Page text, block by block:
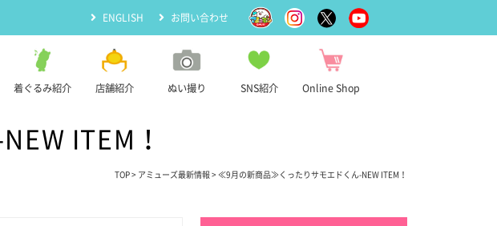
ENGLISH お問い合わせ
着ぐるみ紹介 店舗紹介 ぬい撮り SNS紹介 Online Shop
ITEM！
TOP > アミューズ最新情報 > ≪9月の新商品≫くったりサモエドくん-NEW ITEM！